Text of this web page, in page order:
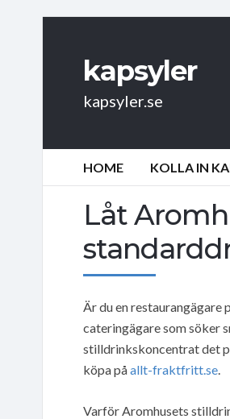
kapsyler
kapsyler.se
HOME KOLLA IN
Låt
Är du en restaurangägare
cateringägare som söker
stilldrinkskoncentrat det
köpa påallt-fraktfritt.se.
Varför Aromhusets